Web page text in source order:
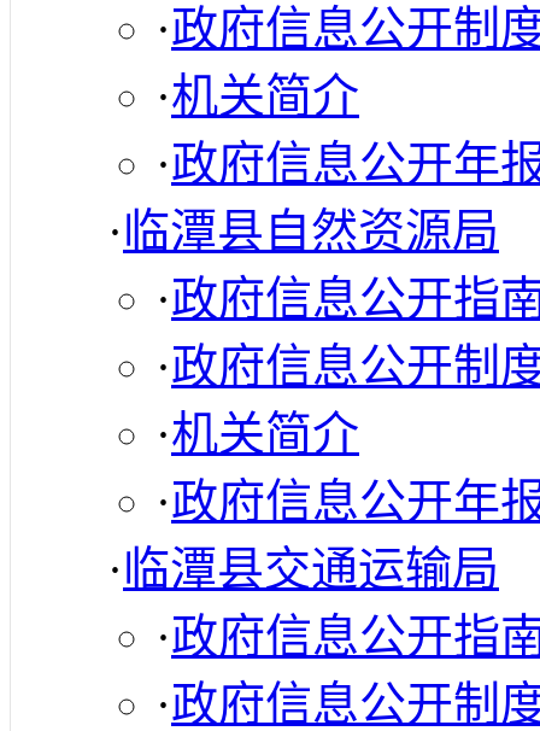
·政府信息公开制
·机关简介
·政府信息公开年
·临潭县自然资源局
·政府信息公开指
·政府信息公开制
·机关简介
·政府信息公开年
·临潭县交通运输局
·政府信息公开指
·政府信息公开制